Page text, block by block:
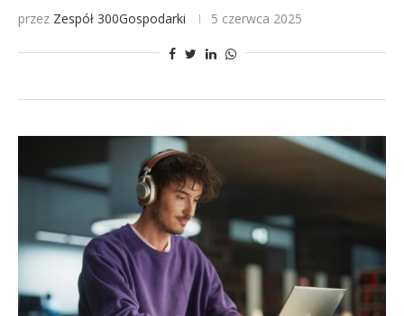
przez Zespół 300Gospodarki 5 czerwca 2025